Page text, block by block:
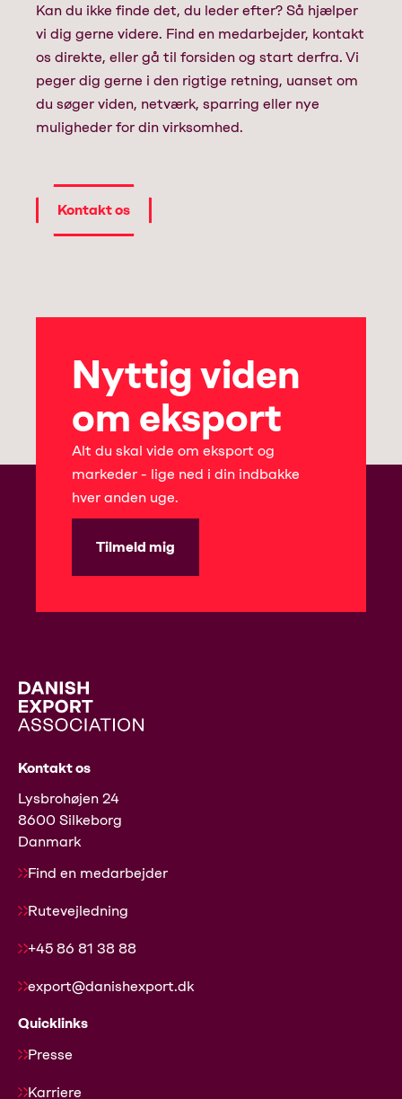
Kan du ikke finde det, du leder efter? Så hjælper
vi dig gerne videre. Find en medarbejder, kontakt
os direkte, eller gå til forsiden og start derfra. Vi
peger dig gerne i den rigtige retning, uanset om
du søger viden, netværk, sparring eller nye
muligheder for din virksomhed.
Kontakt os
Nyttig viden
om eksport
Alt du skal vide om eksport og
markeder - lige ned i din indbakke
hver anden uge.
Tilmeld mig
Kontakt os
Lysbrohøjen 24
8600 Silkeborg
Danmark
Find en medarbejder
Rutevejledning
+45 86 81 38 88
export@danishexport.dk
Quicklinks
Presse
Karriere